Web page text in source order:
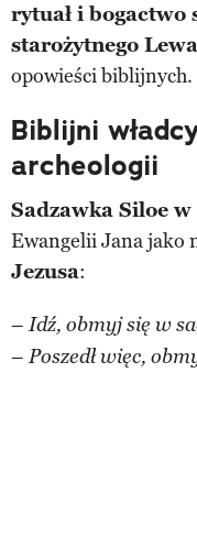
rytuał i bogactwo
starożytnego
opowieści biblijnych.
Biblijni
archeologii
Sadzawka Siloe
Ewangelii Jana jako
Jezusa:
–Idź, obmyj się w
– Poszedł więc,